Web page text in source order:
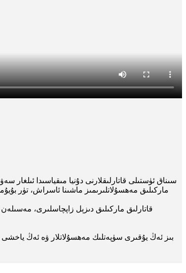
بىز ئەڭ يۇقىرى سۈپەتلىك مەھسۇلاتلار ۋە ئەڭ ياخشى